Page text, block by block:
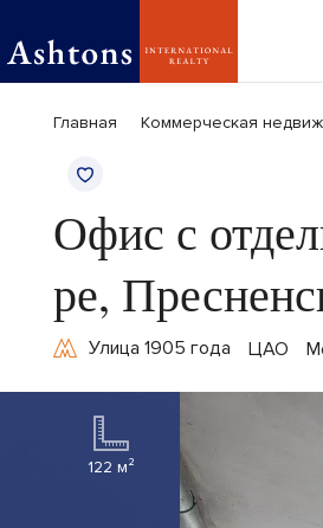
Главная Коммерческая
Офис с
ре,
Улица 1905 года ЦАО
122 м²